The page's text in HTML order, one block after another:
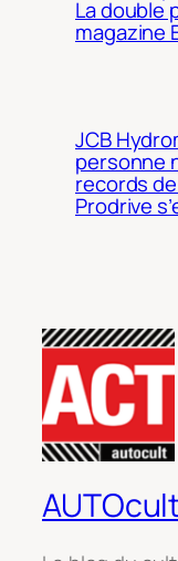
La double
magazine
JCB
personne
records
Prodrive